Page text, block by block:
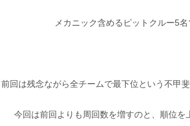
メカニック含めるピットクルー5名
前回は残念ながら全チームで最下位という不甲
今回は前回よりも周回数を増すのと、順位を